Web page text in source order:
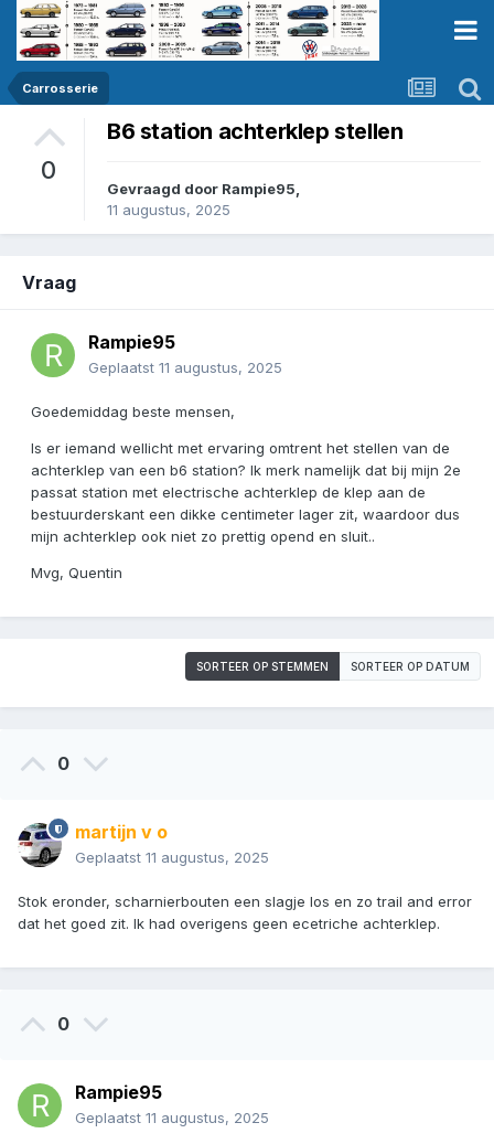
Carrosserie
0
B6 station achterklep stellen
Gevraagd door Rampie95,
11 augustus, 2025
Vraag
Rampie95
Geplaatst 11 augustus, 2025
Goedemiddag beste mensen,
Is er iemand wellicht met ervaring omtrent het stellen van de
achterklep van een b6 station? Ik merk namelijk dat bij mijn 2e
passat station met electrische achterklep de klep aan de
bestuurderskant een dikke centimeter lager zit, waardoor dus
mijn achterklep ook niet zo prettig opend en sluit..
Mvg, Quentin
SORTEER OP STEMMEN SORTEER OP DATUM
0
martijn v o
Geplaatst 11 augustus, 2025
Stok eronder, scharnierbouten een slagje los en zo trail and error
dat het goed zit. Ik had overigens geen ecetriche achterklep.
0
Rampie95
Geplaatst 11 augustus, 2025